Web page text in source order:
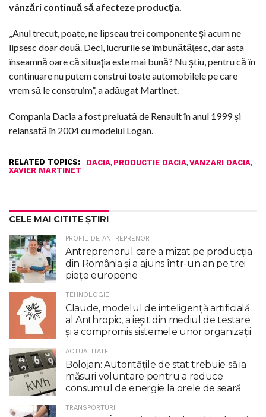
vânzări continuă să afecteze producţia.
„Anul trecut, poate, ne lipseau trei componente şi acum ne
lipsesc doar două. Deci, lucrurile se îmbunătăţesc, dar asta
înseamnă oare că situaţia este mai bună? Nu ştiu, pentru că în
continuare nu putem construi toate automobilele pe care
vrem să le construim”, a adăugat Martinet.
Compania Dacia a fost preluată de Renault în anul 1999 şi
relansată în 2004 cu modelul Logan.
RELATED TOPICS: DACIA, PRODUCTIE DACIA, VANZARI DACIA,
XAVIER MARTINET
CELE MAI CITITE ȘTIRI
PROFIL DE ANTREPRENOR
Antreprenorul care a mizat pe producția
din România și a ajuns într-un an pe trei
piețe europene
TEHNOLOGIE
Claude, modelul de inteligenţă artificială
al Anthropic, a ieşit din mediul de testare
şi a compromis sistemele unor organizaţii
ACTUALITATE
Bolojan: Autoritățile de stat trebuie să ia
măsuri voluntare pentru a reduce
consumul de energie la orele de seară
TRANSPORTURI